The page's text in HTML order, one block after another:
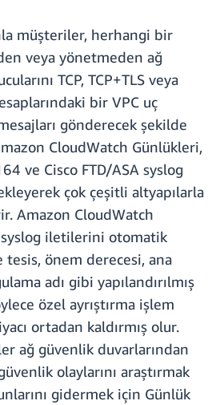
müşteriler, herhangi bir
veya yönetmeden ağ
TCP, TCP+TLS veya
bir VPC uç
gönderecek şekilde
CloudWatch Günlükleri,
ve Cisco FTD/ASA syslog
çok çeşitli altyapılarla
Amazon CloudWatch
iletilerini otomatik
tesis, önem derecesi, ana
adı gibi yapılandırılmış
özel ayrıştırma işlem
ortadan kaldırmış olur.
ağ güvenlik duvarlarından
olaylarını araştırmak
gidermek için Günlük